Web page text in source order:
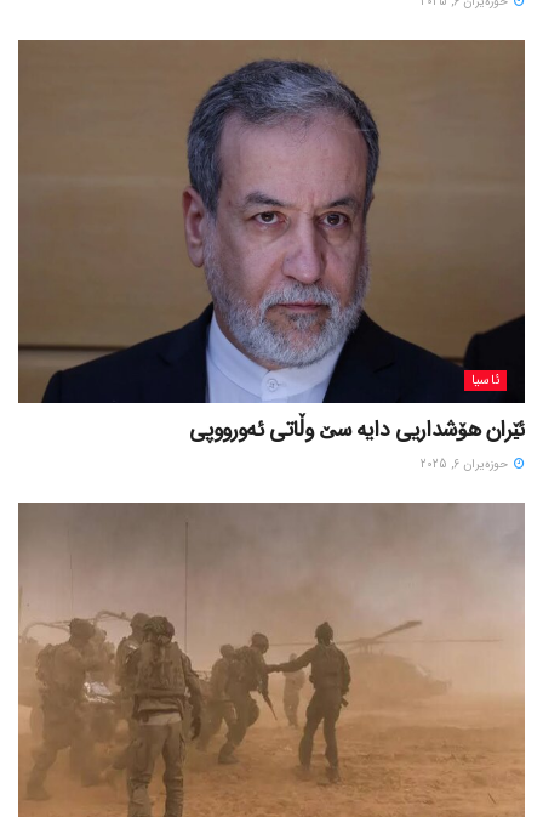
ئاسیا
ئێران هۆشداریی دایە سێ وڵاتی ئەورووپی
حوزه‌یران 6, 2025